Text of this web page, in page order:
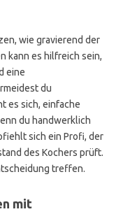
wie gravierend der
kann es hilfreich sein,
eine
du
es sich, einfache
du handwerklich
sich ein Profi, der
des Kochers prüft.
treffen.
mit